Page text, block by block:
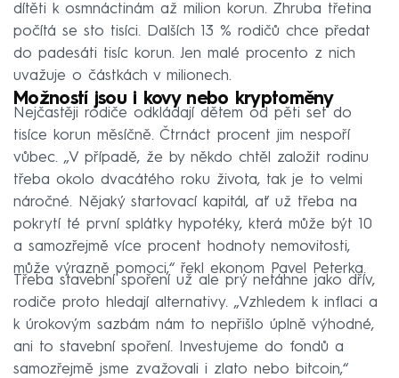
dítěti k osmnáctinám až milion korun. Zhruba třetina
počítá se sto tisíci. Dalších 13 % rodičů chce předat
do padesáti tisíc korun. Jen malé procento z nich
uvažuje o částkách v milionech.
Možností jsou i kovy nebo kryptoměny
Nejčastěji rodiče odkládají dětem od pěti set do
tisíce korun měsíčně. Čtrnáct procent jim nespoří
vůbec. „V případě, že by někdo chtěl založit rodinu
třeba okolo dvacátého roku života, tak je to velmi
náročné. Nějaký startovací kapitál, ať už třeba na
pokrytí té první splátky hypotéky, která může být 10
a samozřejmě více procent hodnoty nemovitosti,
může výrazně pomoci,“ řekl ekonom Pavel Peterka.
Třeba stavební spoření už ale prý netáhne jako dřív,
rodiče proto hledají alternativy. „Vzhledem k inflaci a
k úrokovým sazbám nám to nepřišlo úplně výhodné,
ani to stavební spoření. Investujeme do fondů a
samozřejmě jsme zvažovali i zlato nebo bitcoin,“